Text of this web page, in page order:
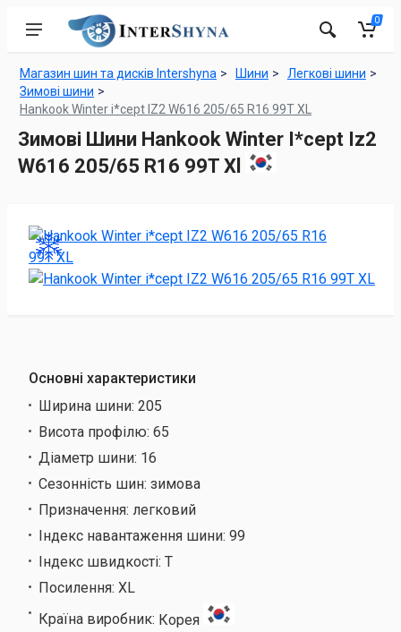
0
Магазин шин та дисків Intershyna Шини
Легкові шини
Зимові шини
Hankook Winter i*cept IZ2 W616 205/65 R16 99T XL
Зимові Шини Hankook Winter I*cept Iz2
W616 205/65 R16 99T Xl
Основні характеристики
Ширина шини: 205
Висота профілю: 65
Діаметр шини: 16
Сезонність шин: зимова
Призначення: легковий
Індекс навантаження шини: 99
Індекс швидкості: T
Посилення: XL
Країна виробник: Корея